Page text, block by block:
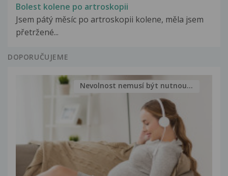
Bolest kolene po artroskopii
Jsem pátý měsíc po artroskopii kolene, měla jsem
přetržené...
DOPORUČUJEME
Nevolnost nemusí být nutnou...